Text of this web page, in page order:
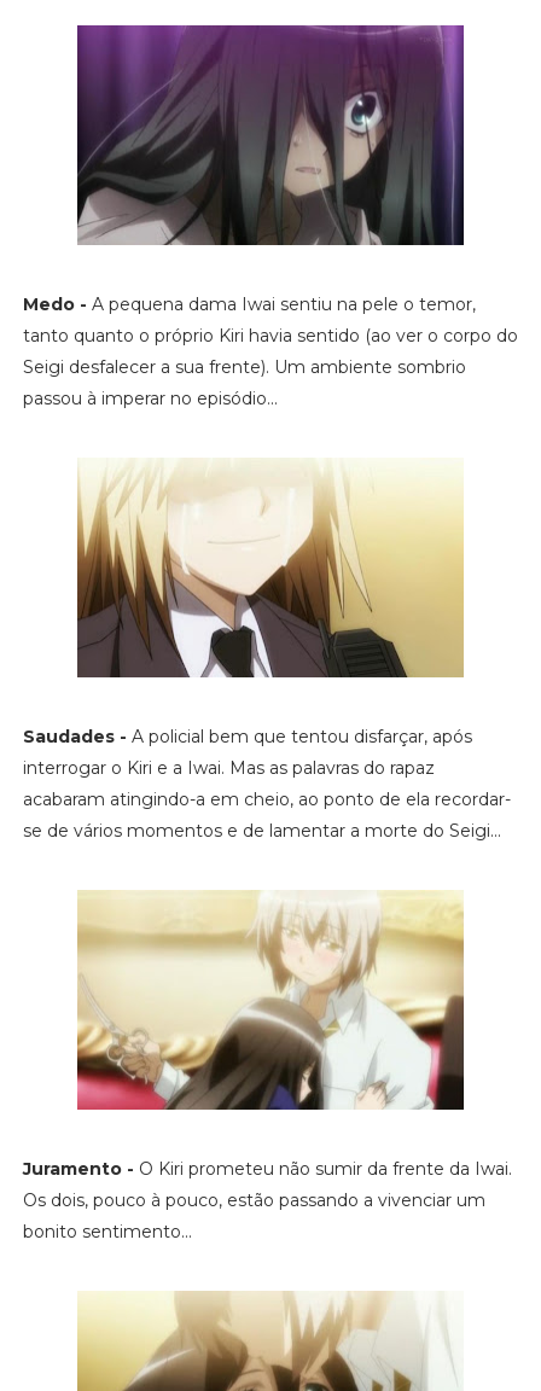
Medo - A pequena dama Iwai sentiu na pele o temor,
tanto quanto o próprio Kiri havia sentido (ao ver o corpo do
Seigi desfalecer a sua frente). Um ambiente sombrio
passou à imperar no episódio...
Saudades - A policial bem que tentou disfarçar, após
interrogar o Kiri e a Iwai. Mas as palavras do rapaz
acabaram atingindo-a em cheio, ao ponto de ela recordar-
se de vários momentos e de lamentar a morte do Seigi...
Juramento - O Kiri prometeu não sumir da frente da Iwai.
Os dois, pouco à pouco, estão passando a vivenciar um
bonito sentimento...